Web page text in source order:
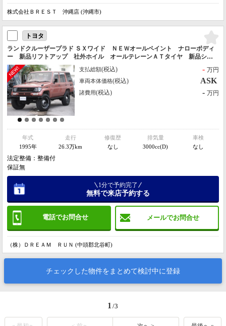
株式会社ＢＲＥＳＴ 沖縄店 (沖縄市)
トヨタ
ランドクルーザープラド ＳＸワイド ＮＥＷオールペイント ナローボディ
ー 新品リフトアップ 社外ホイル オールテレーンＡＴタイヤ 新品シー
トカバー 新品ヘットライト 社外バンパー ナルディステアリングクリ
アコーナーレンズ
支払総額(税込) - 万円
車両本体価格(税込) ASK
諸費用(税込) - 万円
年式
1995年
走行
26.3万km
修復歴
なし
排気量
3000cc(D)
車検
なし
法定整備：整備付
保証無
電話でお問合せ メールでお問合せ
1分で予約完了
無料で来店予約する
（株）ＤＲＥＡＭ ＲＵＮ (中頭郡北谷町)
チェックした物件をまとめて検討中に登録
1 /3